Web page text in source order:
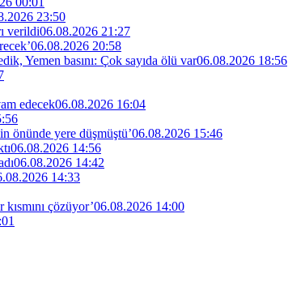
23:50
verildi06.08.2026 21:27
06.08.2026 20:58
Yemen basını: Çok sayıda ölü var06.08.2026 18:56
edecek06.08.2026 16:04
önünde yere düşmüştü’06.08.2026 15:46
06.08.2026 14:56
06.08.2026 14:42
14:33
çözüyor’06.08.2026 14:00